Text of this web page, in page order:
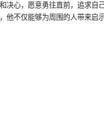
决心，愿意勇往直前，追求自
他不仅能够为周围的人带来启